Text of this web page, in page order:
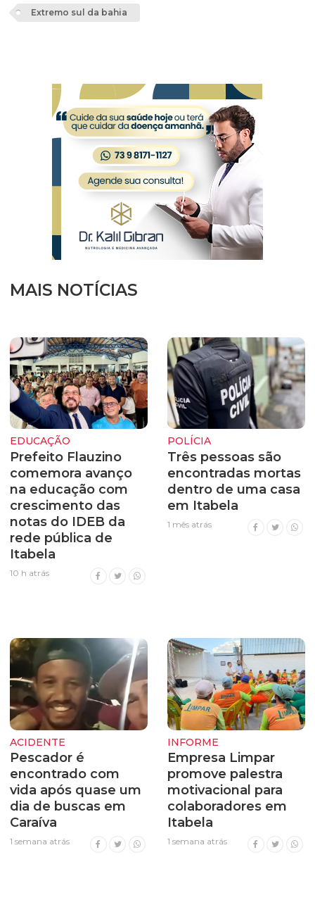
Extremo sul da bahia
MAIS NOTÍCIAS
EDUCAÇÃO
Prefeito Flauzino
comemora avanço
na educação com
crescimento das
notas do IDEB da
rede pública de
Itabela
10 h atrás
POLÍCIA
Três pessoas são
encontradas mortas
dentro de uma casa
em Itabela
1 mês atrás
ACIDENTE
Pescador é
encontrado com
vida após quase um
dia de buscas em
Caraíva
1 semana atrás
INFORME
Empresa Limpar
promove palestra
motivacional para
colaboradores em
Itabela
1 semana atrás